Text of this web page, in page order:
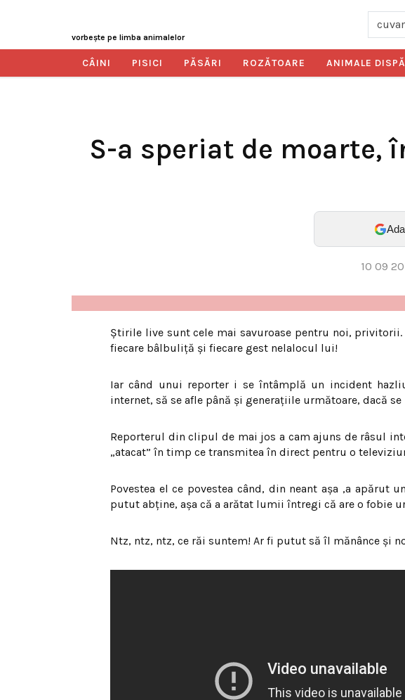
vorbeşte pe limba animalelor
CÂINI PISICI PĂSĂRI ROZĂTOARE ANIMALE
S-a speriat de moarte,
10 09
Știrile live sunt cele mai savuroase pentru noi,
fiecare bâlbuliță și fiecare gest nelalocul lui!
Iar când unui reporter i se întâmplă un incident
internet, să se afle până și generațiile următoare, dacă
Reporterul din clipul de mai jos a cam ajuns de râsul
„atacat” în timp ce transmitea în direct pentru o
Povestea el ce povestea când, din neant așa ,a apărut
putut abține, așa că a arătat lumii întregi că are o fobie
Ntz, ntz, ntz, ce răi suntem! Ar fi putut să îl mănânce și